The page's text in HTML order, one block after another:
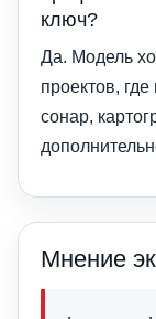
ключ?
Да. Модель
проектов,
сонар,
Мнение